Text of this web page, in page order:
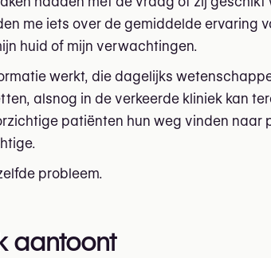
me iets over de gemiddelde ervaring
huid of mijn verwachtingen.
werkt, die dagelijks
alsnog in de verkeerde kliniek kan
patiënten hun weg vinden naar
probleem.
aantoont